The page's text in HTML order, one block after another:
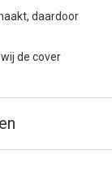
daardoor
de cover